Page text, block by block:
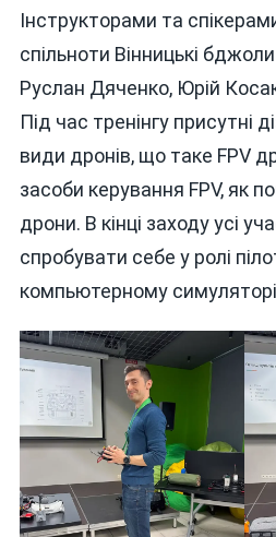
Інструкторами та
спільноти Вінницькі
Руслан Дяченко, Юрій
Під час тренінгу присутні
види дронів, що таке FPV
засоби керування FPV, як
дрони. В кінці заходу усі
спробувати себе у ролі
компьютерному